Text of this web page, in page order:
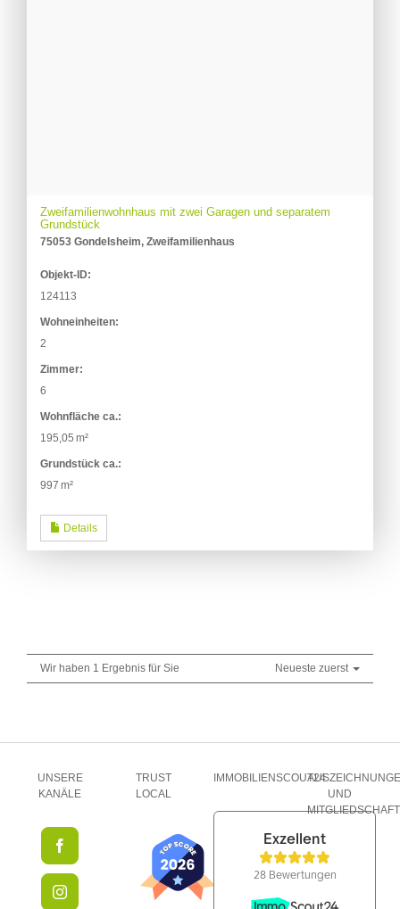
Zweifamilienwohnhaus mit zwei Garagen und separatem
Grundstück
75053 Gondelsheim, Zweifamilienhaus
Objekt-ID:
124113
Wohneinheiten:
2
Zimmer:
6
Wohnfläche ca.:
195,05 m²
Grund­stück ca.:
997 m²
Details
Wir haben 1 Ergebnis für Sie Neueste zuerst
UNSERE
KANÄLE
TRUST
LOCAL
IMMOBILIENSCOUT24
UND